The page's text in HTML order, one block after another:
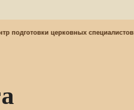
подготовки церковных специалистов